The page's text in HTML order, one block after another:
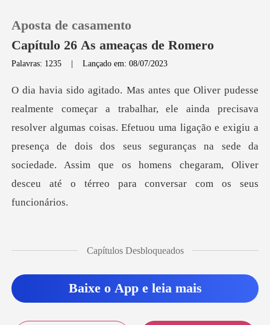
0
Loja
Aposta de casamento
Capítulo 26 As ameaças de Romero
Palavras: 1235 |Lançado em: 08/07/2023
resolver algumas coisas. Efetuou uma ligação e exigiu a
presença de dois dos seus seguranças na sede da
so
Capítulos Desbloqueados
Baixe o App e leia mais